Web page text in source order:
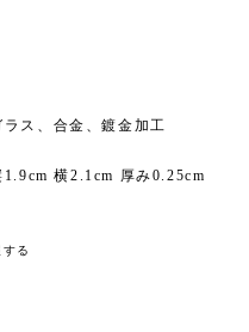
ス、合金、鍍金加工
横2.1cm 厚み0.25cm
る